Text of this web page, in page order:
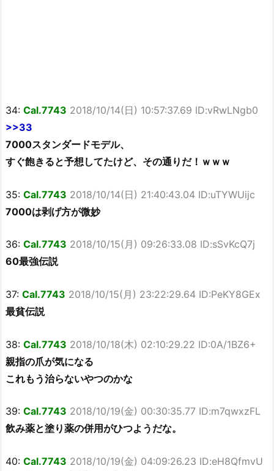
34: Cal.7743 2018/10/14(日) 10:57:37.69 ID:vRwLNgb0
>>33
7000スタンダードモデル、
すぐ飽きると予想してたけど、その通りだ！ｗｗｗ
35: Cal.7743 2018/10/14(日) 21:40:43.04 ID:uTYWUijc
7000は剥げ方が微妙
36: Cal.7743 2018/10/15(月) 09:26:33.08 ID:sSvKcQ7j
60最強伝説
37: Cal.7743 2018/10/15(月) 23:22:29.64 ID:PeKY8GEx
最貧伝説
38: Cal.7743 2018/10/18(木) 02:10:29.22 ID:0A/1BZ6+
親指の爪が気になる
これもう治らないやつのかな
39: Cal.7743 2018/10/19(金) 00:30:35.77 ID:m7qwxzFL
飲み薬と塗り薬の併用がひつようだな。
40: Cal.7743 2018/10/19(金) 04:09:26.23 ID:eH8QfmvU